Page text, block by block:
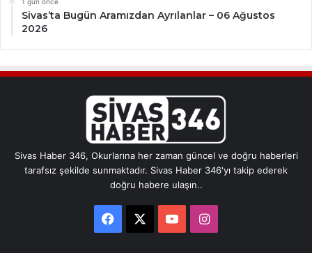
Sivas’ta Bugün Aramızdan Ayrılanlar – 06 Ağustos
2026
Sivas Haber 346, Okurlarına her zaman güncel ve doğru haberleri
tarafsız şekilde sunmaktadır. Sivas Haber 346'yı takip ederek
doğru habere ulaşın..
Facebook YouTubeInstagram